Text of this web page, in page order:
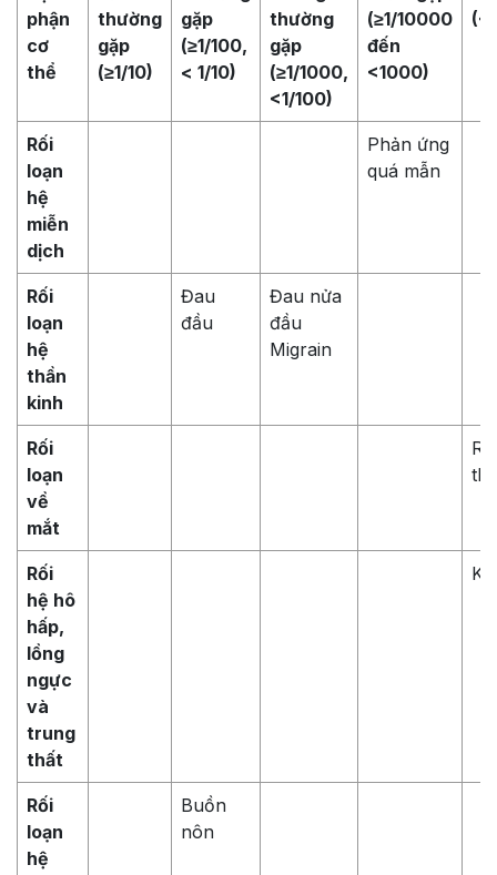
phận
cơ
thể
thường
gặp
(≥1/10)
gặp
(≥1/100,
< 1/10)
thường
gặp
(≥1/1000,
<1/100)
(≥1/10000
đến
<1000)
Rối
loạn
hệ
miễn
dịch
Phản ứng
quá mẫn
Rối
loạn
hệ
thần
kinh
Đau
đầu
Đau nửa
đầu
Migrain
Rối
loạn
về
mắt
thị
Rối
hệ hô
hấp,
lồng
ngực
và
trung
thất
Rối
loạn
hệ
Buồn
nôn